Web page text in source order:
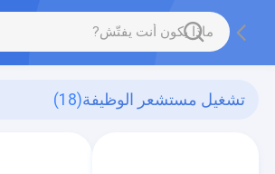
تشغيل مستشعر الوظيفة(18)